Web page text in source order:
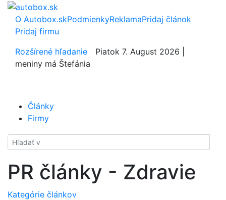
O Autobox.skPodmienkyReklamaPridaj článok
Pridaj firmu
Rozšírené hľadanie
Piatok 7. August 2026 |
meniny má Štefánia
Články
Firmy
Hladať
PR články - Zdravie
Kategórie článkov